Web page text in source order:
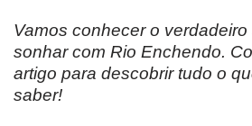
Vamos conhecer o
sonhar com Rio Enchendo.
artigo para descobrir tudo o
saber!